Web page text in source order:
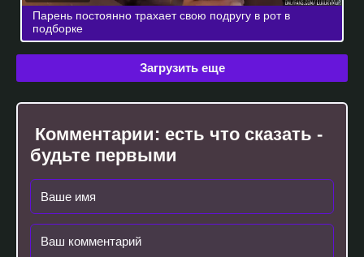
Парень постоянно трахает свою подругу в рот в
подборке
Загрузить еще
Комментарии: есть что сказать -
будьте первыми